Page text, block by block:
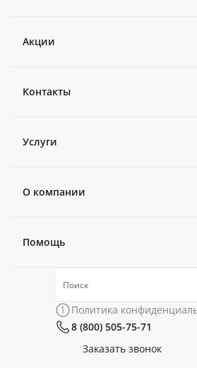
Акции
Контакты
Услуги
О компании
Новости
Политика конфиденциальности
Помощь
Коллекции
Политика
8 (800) 505-75-71
Заказать звонок